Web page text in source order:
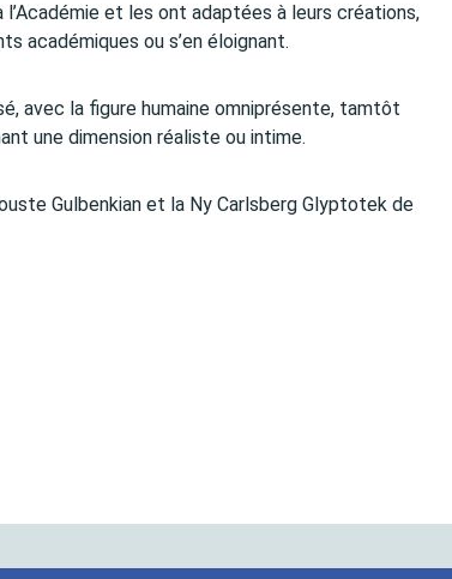
et les ont adaptées à leurs créations,
académiques ou s’en éloignant.
avec la figure humaine omniprésente, tamtôt
une dimension réaliste ou intime.
Gulbenkian et la Ny Carlsberg Glyptotek de